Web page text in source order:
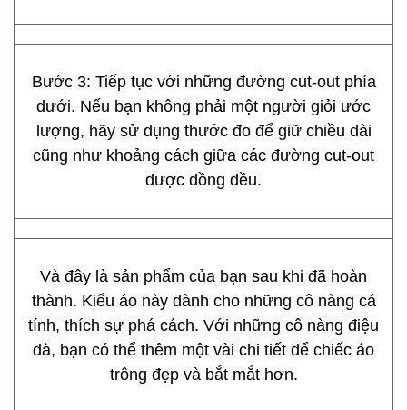
Bước 3: Tiếp tục với những đường cut-out phía
dưới. Nếu bạn không phải một người giỏi ước
lượng, hãy sử dụng thước đo để giữ chiều dài
cũng như khoảng cách giữa các đường cut-out
được đồng đều.
Và đây là sản phẩm của bạn sau khi đã hoàn
thành. Kiểu áo này dành cho những cô nàng cá
tính, thích sự phá cách. Với những cô nàng điệu
đà, bạn có thể thêm một vài chi tiết để chiếc áo
trông đẹp và bắt mắt hơn.